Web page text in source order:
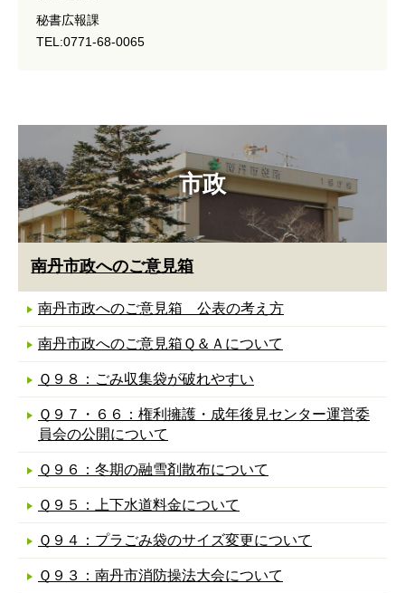
市政
南丹市政へのご意見箱
南丹市政へのご意見箱 公表の考え方
南丹市政へのご意見箱Ｑ＆Ａについて
Ｑ９８：ごみ収集袋が破れやすい
Ｑ９７・６６：権利擁護・成年後見センター運営委
員会の公開について
Ｑ９６：冬期の融雪剤散布について
Ｑ９５：上下水道料金について
Ｑ９４：プラごみ袋のサイズ変更について
Ｑ９３：南丹市消防操法大会について
秘書広報課
TEL:0771-68-0065